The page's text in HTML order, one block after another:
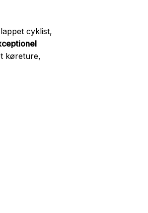
cyklist,
køreture,